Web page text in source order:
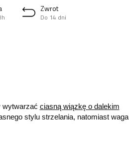
Zwrot
Do 14 dni
wytwarzać ciasną wiązkę o dalekim
stylu strzelania, natomiast waga